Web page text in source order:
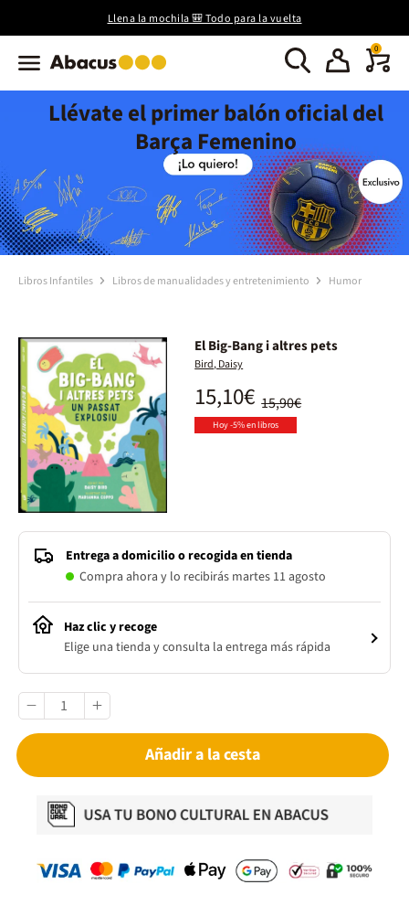
Llena la mochila 🎒 Todo para la vuelta
0
Llévate el primer balón oficial del
Barça Femenino
Libros Infantiles Libros de manualidades y entretenimiento Humor
El Big-Bang i altres pets
Bird, Daisy
15,90€
15,10€
Hoy -5% en libros
Entrega a domicilio o recogida en tienda
Compra ahora y lo recibirás martes 11 agosto
Haz clic y recoge
Elige una tienda y consulta la entrega más rápida
Añadir a la cesta